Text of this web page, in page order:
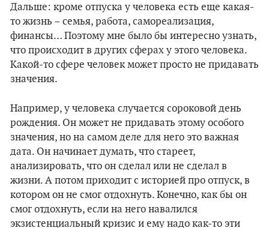
Дальше: кроме отпуска у человека есть еще какая-
то жизнь – семья, работа, самореализация,
финансы… Поэтому мне было бы интересно узнать,
что происходит в других сферах у этого человека.
Какой-то сфере человек может просто не придавать
значения.
Например, у человека случается сороковой день
рождения. Он может не придавать этому особого
значения, но на самом деле для него это важная
дата. Он начинает думать, что стареет,
анализировать, что он сделал или не сделал в
жизни. А потом приходит с историей про отпуск, в
котором он не смог отдохнуть. Конечно, как бы он
смог отдохнуть, если на него навалился
экзистенциальный кризис и ему надо как-то эти